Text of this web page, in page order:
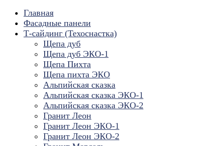
Главная
Фасадные панели
Т-сайдинг (Техоснастка)
Щепа дуб
Щепа дуб ЭКО-1
Щепа Пихта
Щепа пихта ЭКО
Альпийская сказка
Альпийская сказка ЭКО-1
Альпийская сказка ЭКО-2
Гранит Леон
Гранит Леон ЭКО-1
Гранит Леон ЭКО-2